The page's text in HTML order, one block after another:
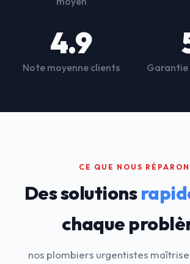
4.9
Note moyenne clients Garantie
CE QUE NOUS
Des solutions
chaque
nos plombiers urgentistes